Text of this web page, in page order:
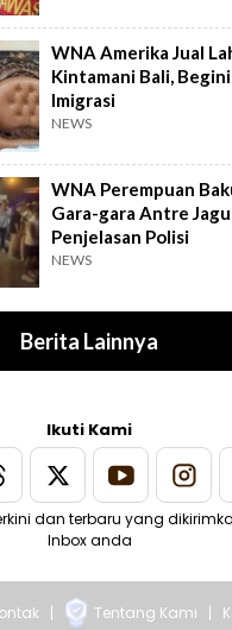
WNA Amerika Jual
Kintamani Bali,
Imigrasi
NEWS
WNA Perempuan
Gara-gara Antre
Penjelasan Polisi
NEWS
Berita Lainnya
Ikuti Kami
dan terbaru yang
Inbox anda
Tentang Kami